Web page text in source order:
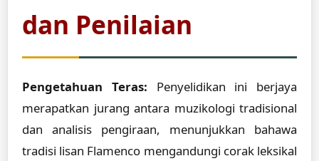
dan Penilaian
Pengetahuan Teras: Penyelidikan ini berjaya
merapatkan jurang antara muzikologi tradisional
dan analisis pengiraan, menunjukkan bahawa
tradisi lisan Flamenco mengandungi corak leksikal